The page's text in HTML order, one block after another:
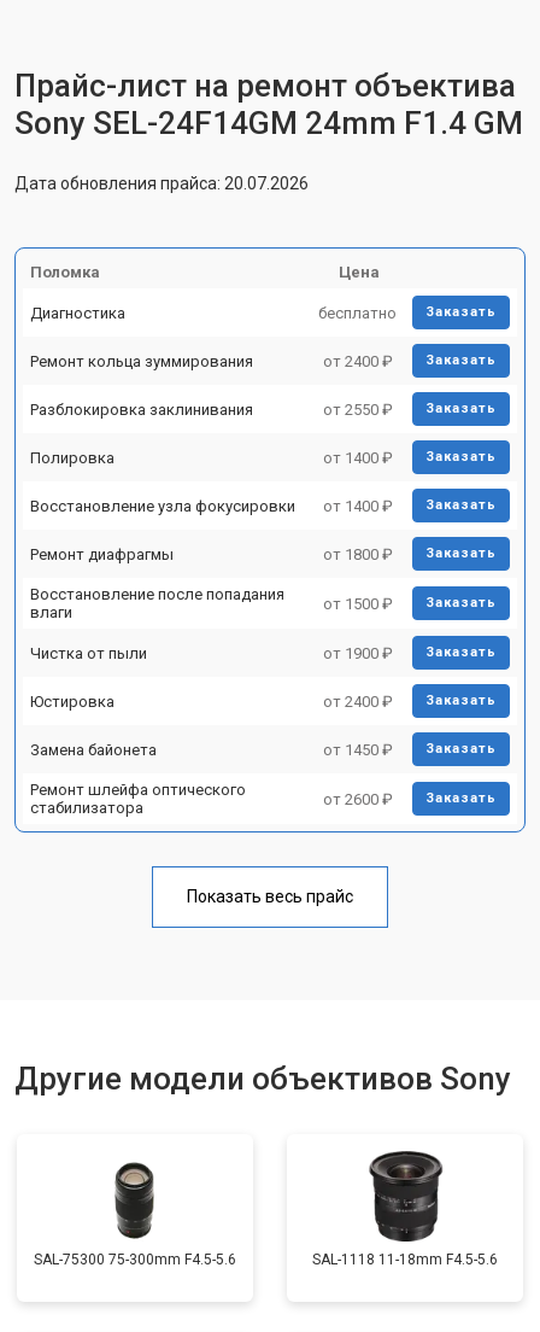
Прайс-лист на ремонт объектива
Sony SEL-24F14GM 24mm F1.4 GM
Дата обновления прайса: 20.07.2026
Поломка Цена
Диагностика бесплатно Заказать
Ремонт кольца зуммирования от 2400 ₽ Заказать
Разблокировка заклинивания от 2550 ₽ Заказать
Полировка от 1400 ₽ Заказать
Восстановление узла фокусировки от 1400 ₽ Заказать
Ремонт диафрагмы от 1800 ₽ Заказать
Восстановление после попадания
влаги
от 1500 ₽ Заказать
Чистка от пыли от 1900 ₽ Заказать
Юстировка от 2400 ₽ Заказать
Замена байонета от 1450 ₽ Заказать
Ремонт шлейфа оптического
стабилизатора
от 2600 ₽ Заказать
Показать весь прайс
Другие модели объективов Sony
SAL-75300 75-300mm F4.5-5.6 SAL-1118 11-18mm F4.5-5.6